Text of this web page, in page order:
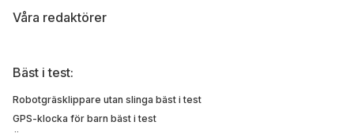
Våra redaktörer
Bäst i test:
Robotgräsklippare utan slinga bäst i test
GPS-klocka för barn bäst i test